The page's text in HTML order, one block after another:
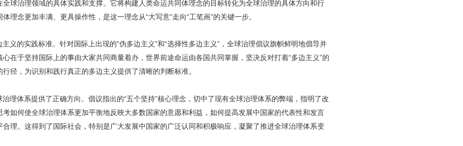
球治理领域的具体实践和支撑。它将构建人类命运共同体理念的目标转化为全球治理的具体方向和行
理念更加丰满、更具操作性，是这一理念从“大写意”走向“工笔画”的关键一步。
义的实践标准。针对国际上出现的“伪多边主义”和“选择性多边主义”，全球治理倡议旗帜鲜明地倡导并
在于坚持国际上的事由大家共同商量着办，世界前途命运由各国共同掌握，坚决反对打着“多边主义”的
径，为识别和践行真正的多边主义提供了清晰的判断标准。
理体系提供了正确方向。倡议指出的“五个坚持”核心理念，切中了现有全球治理体系的弊端，指明了改
如何使全球治理体系更加平衡地反映大多数国家的意愿和利益，如何提高发展中国家的代表性和发言
理。这得到了国际社会，特别是广大发展中国家的广泛认同和积极响应，凝聚了推进全球治理体系变